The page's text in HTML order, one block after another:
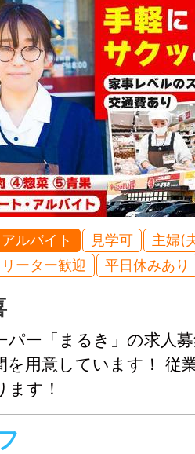
ルバイト 見学可
主婦(
ーター歓迎
平日休みあり
パー「まるき」の求人
を用意しています！ 従
ます！